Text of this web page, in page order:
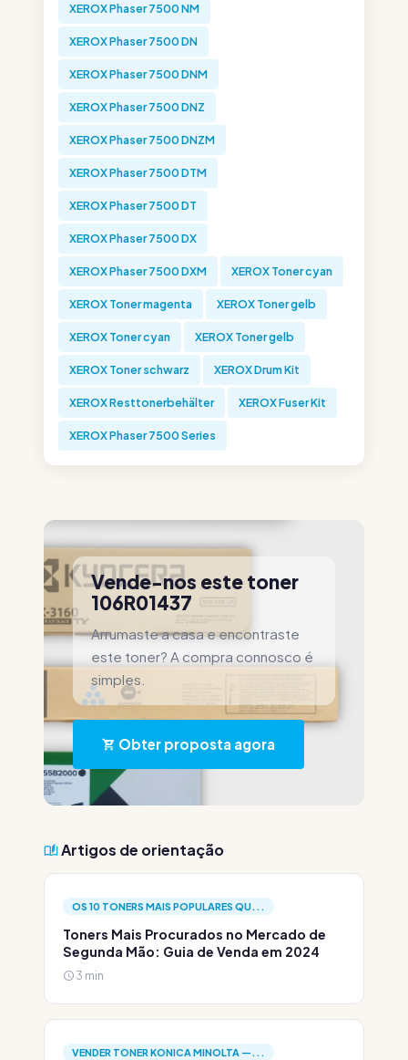
XEROX Phaser 7500 NM
XEROX Phaser 7500 DN
XEROX Phaser 7500 DNM
XEROX Phaser 7500 DNZ
XEROX Phaser 7500 DNZM
XEROX Phaser 7500 DTM
XEROX Phaser 7500 DT
XEROX Phaser 7500 DX
XEROX Phaser 7500 DXM XEROX Toner cyan
XEROX Toner magenta XEROX Toner gelb
XEROX Toner cyan XEROX Toner gelb
XEROX Toner schwarz XEROX Drum Kit
XEROX Resttonerbehälter XEROX Fuser Kit
XEROX Phaser 7500 Series
Vende-nos este toner
106R01437
Arrumaste a casa e encontraste
este toner? A compra connosco é
simples.
Obter proposta agora
Artigos de orientação
OS 10 TONERS MAIS POPULARES QU...
Toners Mais Procurados no Mercado de
Segunda Mão: Guia de Venda em 2024
3 min
VENDER TONER KONICA MINOLTA —...